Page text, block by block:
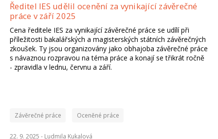
Ředitel IES udělil ocenění za vynikající závěrečné
práce v září 2025
Cena ředitele IES za vynikající závěrečné práce se udílí při
příležitosti bakalářských a magisterských státních závěrečných
zkoušek. Ty jsou organizovány jako obhajoba závěrečné práce
s návaznou rozpravou na téma práce a konají se třikrát ročně
- zpravidla v lednu, červnu a září.
Závěrečné práce Oceněné práce
22. 9. 2025 - Ludmila Kukalová